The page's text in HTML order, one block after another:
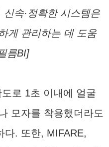
속·정확한 시스템은
게 관리하는 데 도움
름BI]
로 1초 이내에 얼굴
모자를 착용했더라도
다. 또한, MIFARE,